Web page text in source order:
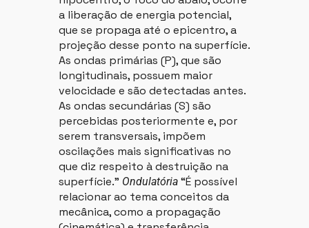
a liberação de energia potencial,
que se propaga até o epicentro, a
projeção desse ponto na superfície.
As ondas primárias (P), que são
longitudinais, possuem maior
velocidade e são detectadas antes.
As ondas secundárias (S) são
percebidas posteriormente e, por
serem transversais, impõem
oscilações mais significativas no
que diz respeito à destruição na
superfície.” Ondulatória“É possível
relacionar ao tema conceitos da
mecânica, como a propagação